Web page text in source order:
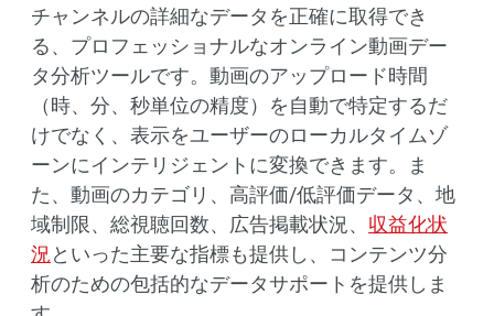
チャンネルの詳細なデータを正確に取得でき
る、プロフェッショナルなオンライン動画デー
タ分析ツールです。動画のアップロード時間
（時、分、秒単位の精度）を自動で特定するだ
けでなく、表示をユーザーのローカルタイムゾ
ーンにインテリジェントに変換できます。ま
た、動画のカテゴリ、高評価/低評価データ、地
域制限、総視聴回数、広告掲載状況、 収益化状
況といった主要な指標も提供し、コンテンツ分
析のための包括的なデータサポートを提供しま